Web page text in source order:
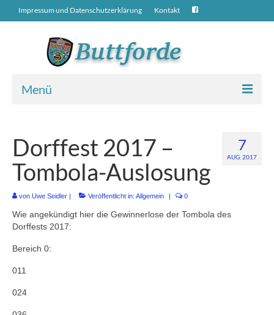
Impressum und Datenschutzerklärung Kontakt
Menü
Übers Dorf
Geschichte über Buttforde
St.-Marien-Kirche
Bauen in Buttforde
7
AUG. 2017
Dorffest 2017 –
Tombola-Auslosung
von Uwe Seidler | Veröffentlicht in: Allgemein | 0
Wie angekündigt hier die Gewinnerlose der Tombola des
Dorffests 2017:
Bereich 0:
011
024